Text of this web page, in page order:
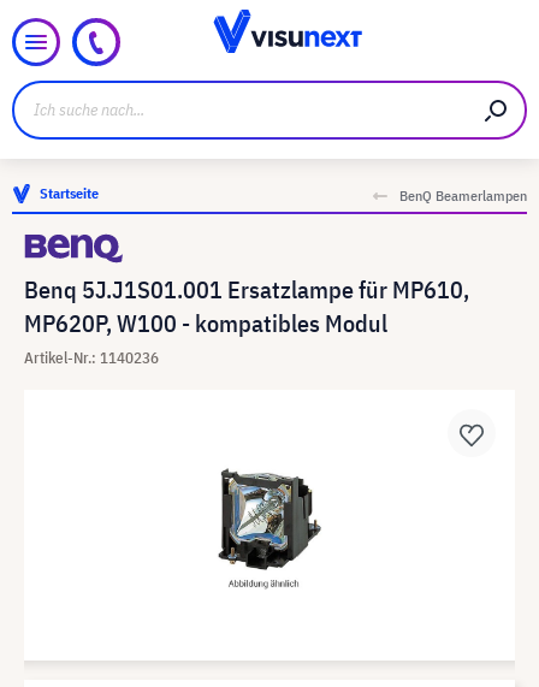
Startseite BenQ Beamerlampen
Benq 5J.J1S01.001 Ersatzlampe für MP610,
MP620P, W100 - kompatibles Modul
Artikel-Nr.: 1140236